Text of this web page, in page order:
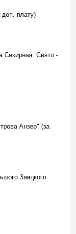
доп. плату)
Секирная. Свято -
Анзер" (за
Заяцкого